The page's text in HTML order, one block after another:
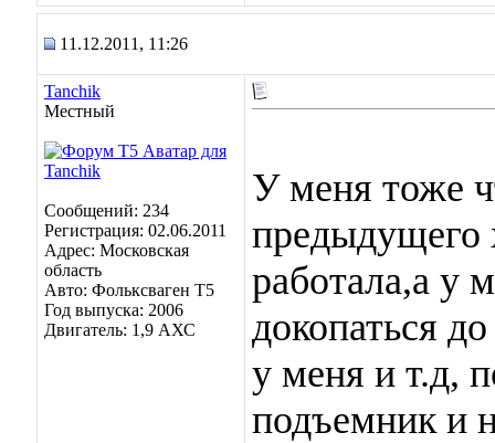
11.12.2011, 11:26
Tanchik
Местный
Сообщений: 234
Регистрация: 02.06.2011
Адрес: Московская
область
Авто: Фольксваген Т5
Год выпуска: 2006
Двигатель: 1,9 АХС
У меня тоже
предыдущего
работала,а у
докопаться
у меня и т.д,
подъемник и